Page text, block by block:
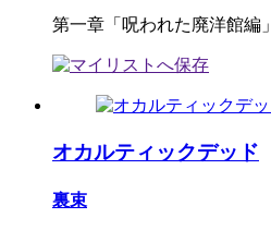
第一章「呪われた廃洋館編」
オカルティックデッド
裏束